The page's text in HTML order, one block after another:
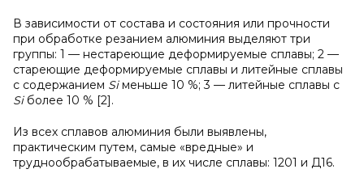
В зависимости от состава и состояния или прочности
при обработке резанием алюминия выделяют три
группы: 1 — нестареющие деформируемые сплавы; 2 —
стареющие деформируемые сплавы и литейные сплавы
с содержанием Siменьше 10 %; 3 — литейные сплавы с
Siболее 10 % [2].
Из всех сплавов алюминия были выявлены,
практическим путем, самые «вредные» и
труднообрабатываемые, в их числе сплавы: 1201 и Д16.